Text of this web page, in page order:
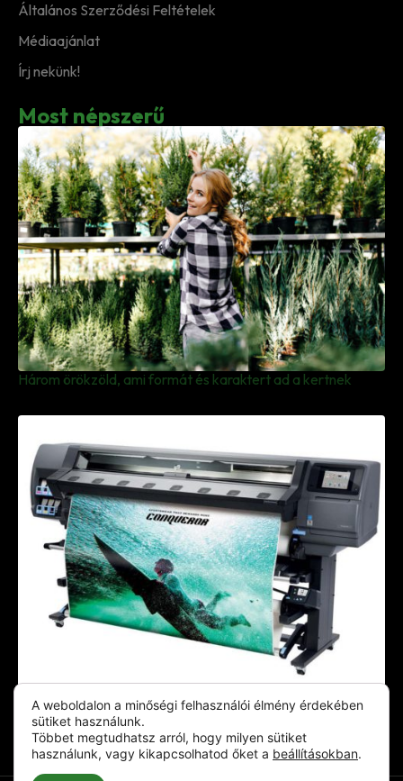
Általános Szerződési Feltételek
Médiaajánlat
Írj nekünk!
Most népszerű
Három örökzöld, ami formát és karaktert ad a kertnek
Ismerd meg te is a környezetbarát, tisztítható
vászonképet!
A weboldalon a minőségi felhasználói élmény érdekében
sütiket használunk.
Többet megtudhatsz arról, hogy milyen sütiket
használunk, vagy kikapcsolhatod őket a beállításokban.